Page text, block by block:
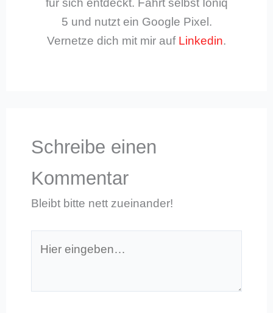
für sich entdeckt. Fährt selbst Ioniq
5 und nutzt ein Google Pixel.
Vernetze dich mit mir auf Linkedin.
Schreibe einen
Kommentar
Bleibt bitte nett zueinander!
eingeben…